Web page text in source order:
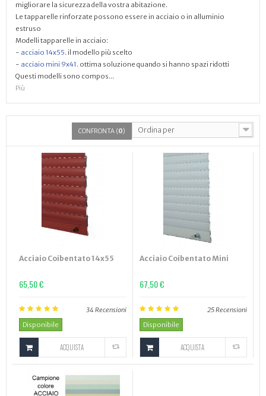
migliorare la sicurezza della vostra abitazione.
Le tapparelle rinforzate possono essere in acciaio o in alluminio
estruso
Modelli tapparelle in acciaio:
- acciaio 14x55. il modello più scelto
- acciaio mini 9x41 . ottima soluzione quando si hanno spazi ridotti
Questi modelli sono compos...
Più
Ordina per
CONFRONTA (0)
Acciaio Coibentato 14x55
65,50 €
34Recensioni
Disponibile
ACQUISTA
Acciaio Coibentato Mini
67,50 €
25Recensioni
Disponibile
ACQUISTA